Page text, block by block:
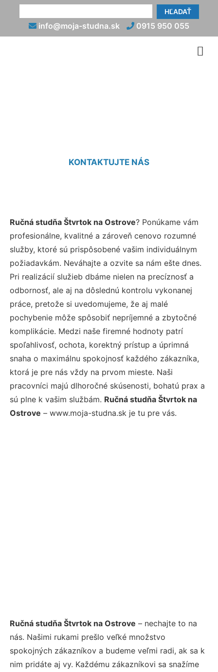
HĽADAŤ
info@moja-studna.sk 0915 950 055
KONTAKTUJTE NÁS
Ručná studňa Štvrtok na Ostrove? Ponúkame vám
profesionálne, kvalitné a zároveň cenovo rozumné
služby, ktoré sú prispôsobené vašim individuálnym
požiadavkám. Neváhajte a ozvite sa nám ešte dnes.
Pri realizácií služieb dbáme nielen na precíznosť a
odbornosť, ale aj na dôslednú kontrolu vykonanej
práce, pretože si uvedomujeme, že aj malé
pochybenie môže spôsobiť nepríjemné a zbytočné
komplikácie. Medzi naše firemné hodnoty patrí
spoľahlivosť, ochota, korektný prístup a úprimná
snaha o maximálnu spokojnosť každého zákazníka,
ktorá je pre nás vždy na prvom mieste. Naši
pracovníci majú dlhoročné skúsenosti, bohatú prax a
sú plne k vašim službám. Ručná studňa Štvrtok na
Ostrove – www.moja-studna.sk je tu pre vás.
Ručná studňa Štvrtok na Ostrove – nechajte to na
nás. Našimi rukami prešlo veľké množstvo
spokojných zákazníkov a budeme veľmi radi, ak sa k
nim pridáte aj vy. Každému zákazníkovi sa snažíme